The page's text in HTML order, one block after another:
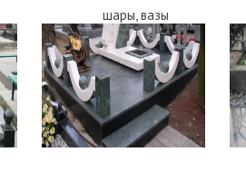
шары, вазы